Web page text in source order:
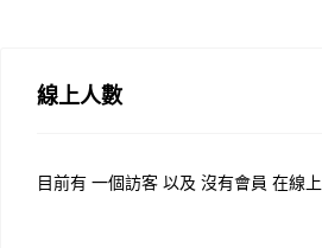
線上人數
目前有 一個訪客 以及 沒有會員 在線上